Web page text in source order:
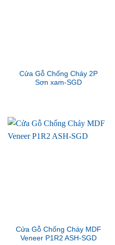
Cửa Gỗ Chống Cháy 2P
Sơn xam-SGD
Cửa Gỗ Chống Cháy MDF
Veneer P1R2 ASH-SGD